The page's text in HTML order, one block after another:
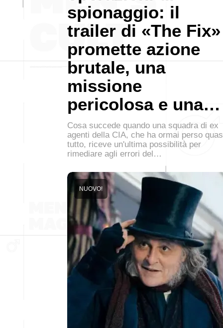
spionaggio: il
trailer di «The Fix»
promette azione
brutale, una
missione
pericolosa e una…
Cosa succede quando una squadra di ex
agenti della CIA, che ha ormai perso
tutto, riceve un'ultima possibilità per
rimediare agli errori del…
NUOVO!